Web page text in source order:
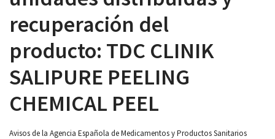
recuperación del
producto: TDC CLINIK
SALIPURE PEELING
CHEMICAL PEEL
Avisos de la Agencia Española de Medicamentos y Productos Sanitarios